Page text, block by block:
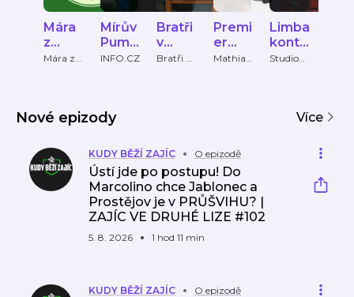
Mára
z
Ďolíčk
Mára z
Mírův
Pumlí
č
INFO.CZ
Bratři
v
ofsaj
Bratři v
Premi
er
Leag
du
Mathias
Limba
kontr
a
Studio
Nové epizody Více
KUDY BĚŽÍ ZAJÍC O epizodě
Ústí jde po postupu! Do
Marcolino chce Jablonec a
Prostějov je v PRŮŠVIHU? |
ZAJÍC VE DRUHÉ LIZE #102
5. 8. 2026 1 hod 11 min
KUDY BĚŽÍ ZAJÍC O epizodě